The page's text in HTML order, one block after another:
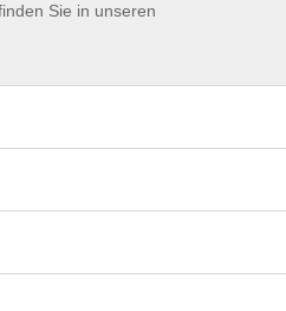
Sie in unseren